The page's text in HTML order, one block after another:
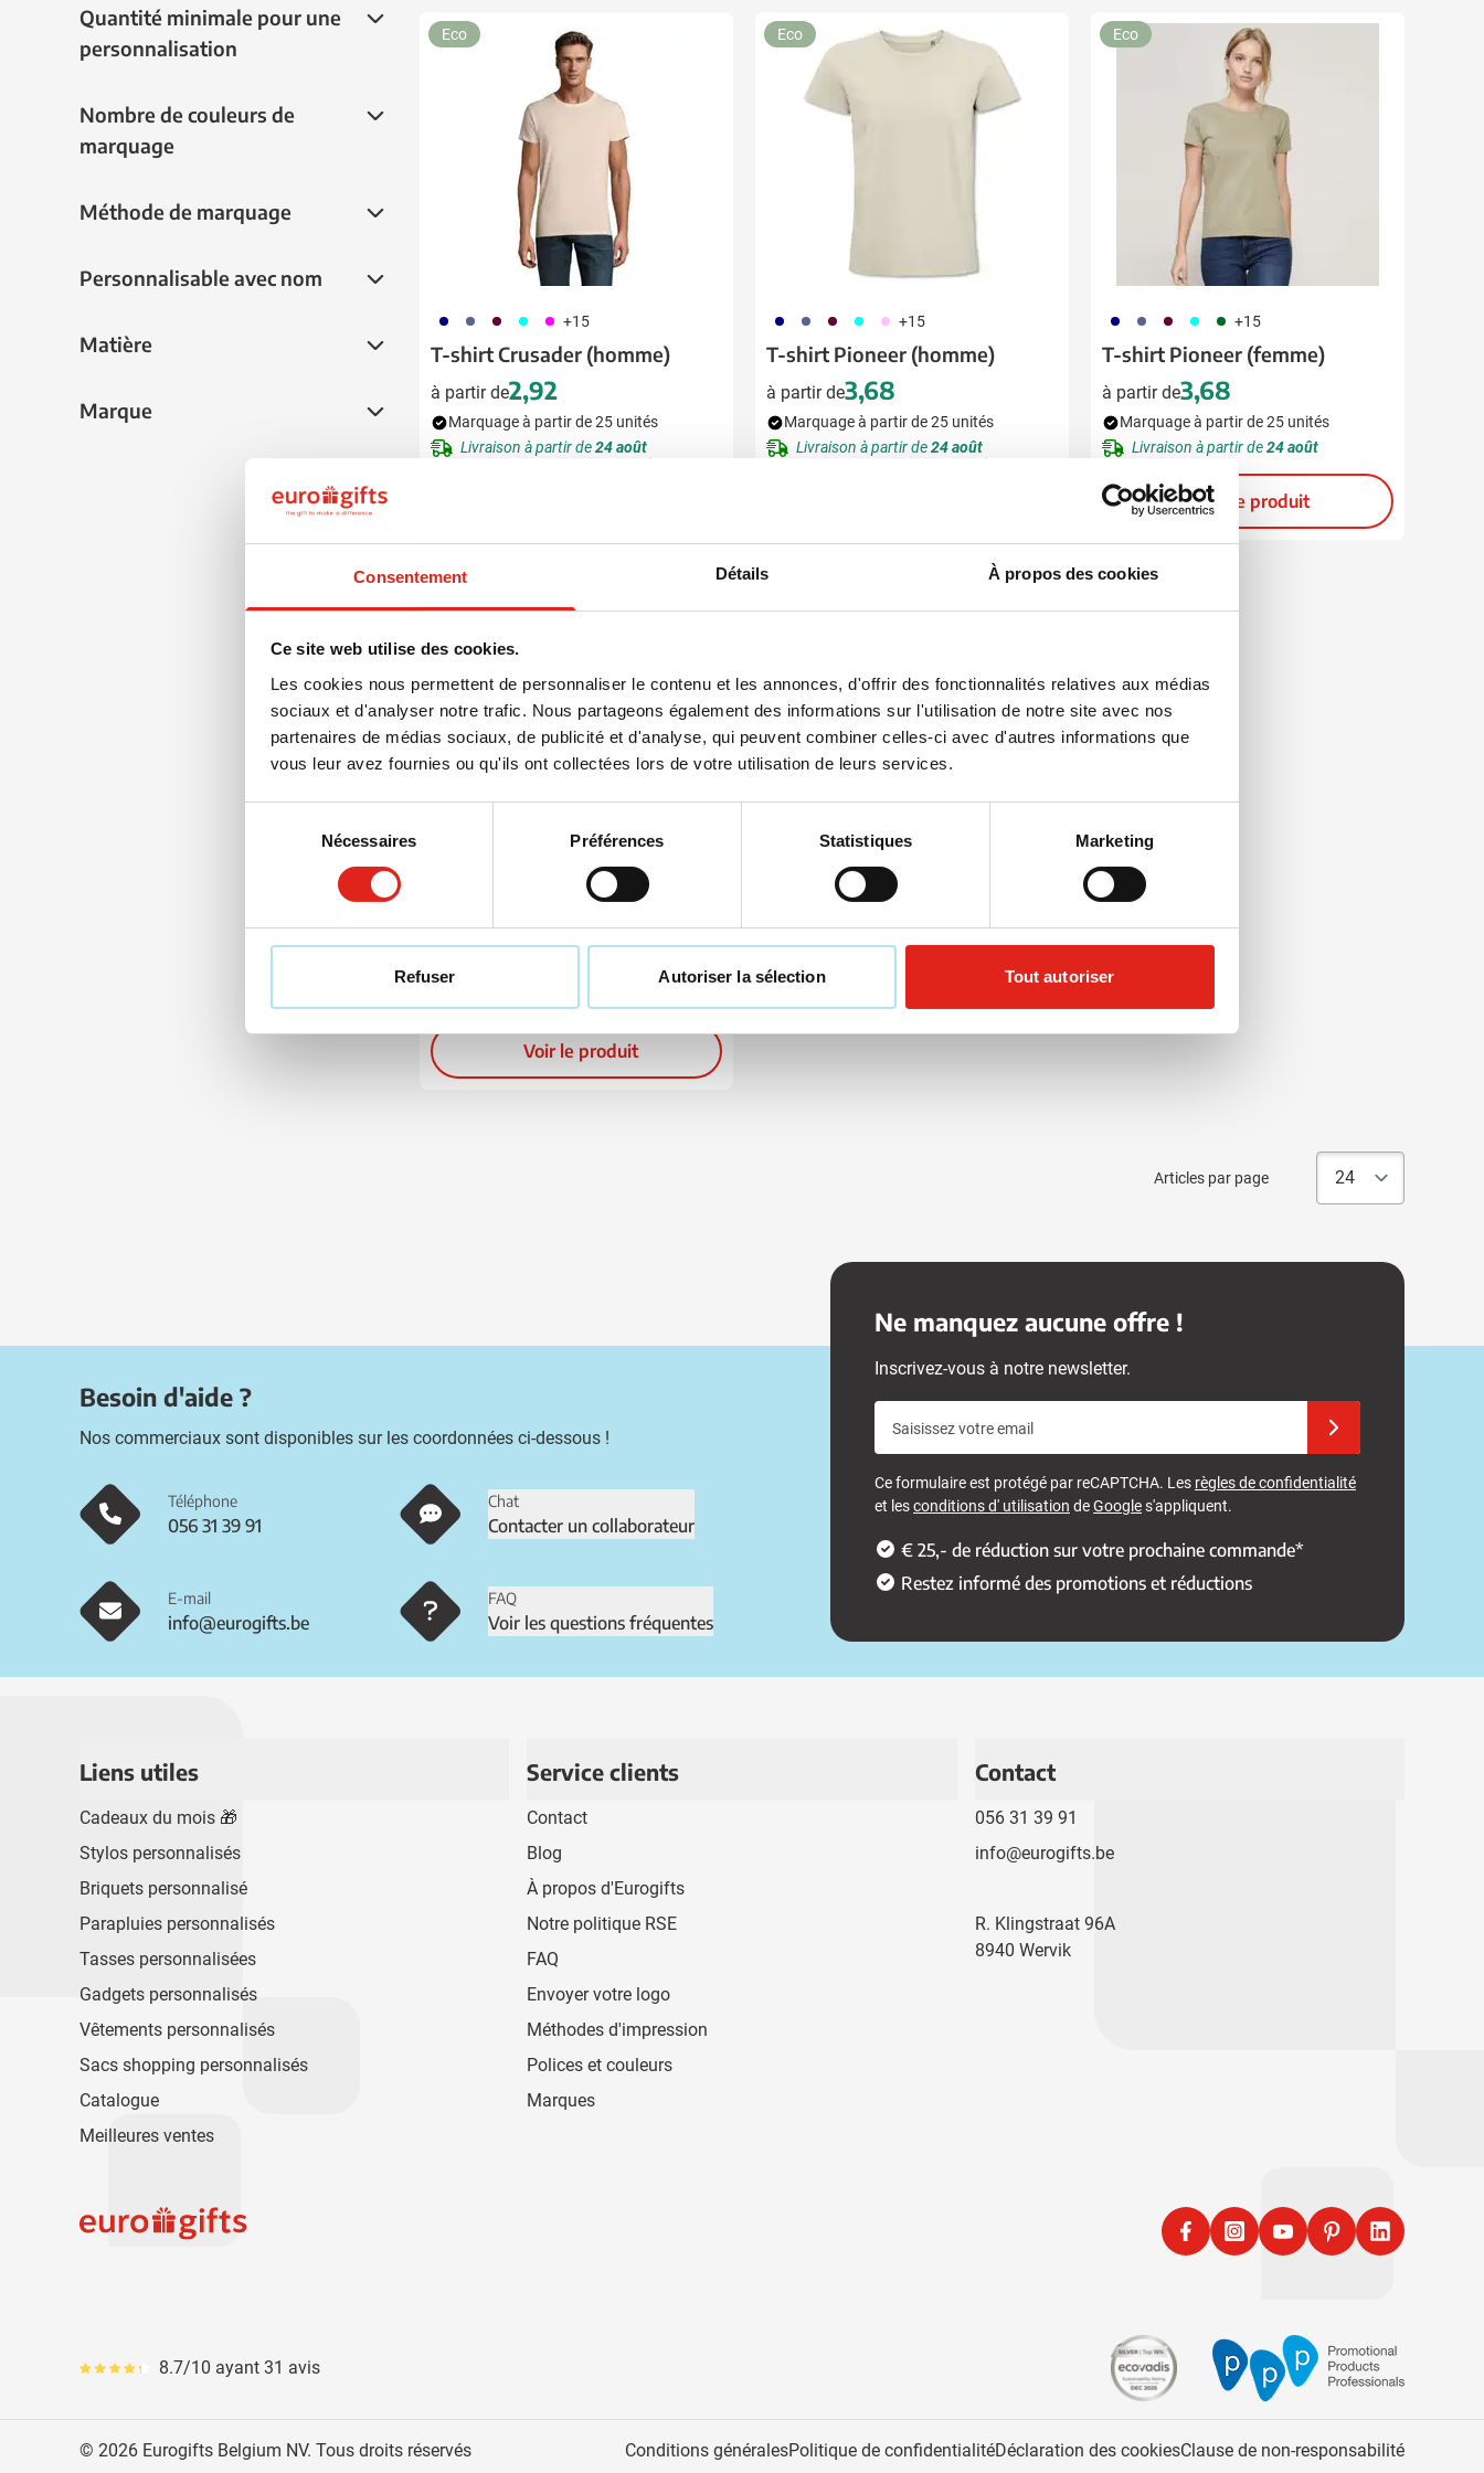
Consentement Détails À propos des cookies
Ce site web utilise des cookies.
Les cookies nous permettent de personnaliser le contenu et les annonces, d'offrir des fonctionnalités relatives aux médias
sociaux et d'analyser notre trafic. Nous partageons également des informations sur l'utilisation de notre site avec nos
partenaires de médias sociaux, de publicité et d'analyse, qui peuvent combiner celles-ci avec d'autres informations que
vous leur avez fournies ou qu'ils ont collectées lors de votre utilisation de leurs services.
consentement
Nécessaires Préférences Statistiques Marketing
Refuser Autoriser la sélection Tout autoriser
vert(6)
Quantité minimale pour une personnalisation
Quantité minimale pour une
personnalisation
Nombre de couleurs de marquage
Nombre de couleurs de
marquage
Méthode de marquage
Méthode de marquage
Personnalisable avec nom
Personnalisable avec nom
Matière
Matière
Marque
Marque
492 042 010 166 046 +15
T-shirt Crusader (homme)
à partir de2,92
Eco
Marquage à partir de 25 unités
Livraison à partir de24 août
492 042 010 166 376 +15
T-shirt Pioneer (homme)
à partir de3,68
Eco
Marquage à partir de 25 unités
Livraison à partir de24 août
492 042 010 166 134 +15
T-shirt Pioneer (femme)
à partir de3,68
Eco
Marquage à partir de 25 unités
Livraison à partir de24 août
Voir le produit
+12
T-shirt Inspire Bio (homme)
à partir de4,21
Marquage à partir de 20 unités
Voir le produit
Articles par page
Besoin d'aide ?
Nos commerciaux sont disponibles sur les coordonnées ci-dessous !
Téléphone
056 31 39 91
Chat
Contacter un collaborateur
E-mail
info@eurogifts.be
FAQ
Voir les questions fréquentes
Ne manquez aucune offre !
Inscrivez-vous à notre newsletter.
Ce formulaire est protégé par reCAPTCHA. Les règles de confidentialité
et lesconditions d' utilisation deGoogles'appliquent.
€ 25,- de réduction sur votre prochaine commande*
Restez informé des promotions et réductions
Liens utiles
Cadeaux du mois 🎁
Stylos personnalisés
Briquets personnalisé
Parapluies personnalisés
Tasses personnalisées
Gadgets personnalisés
Vêtements personnalisés
Sacs shopping personnalisés
Catalogue
Meilleures ventes
Service clients
Contact
Blog
À propos d'Eurogifts
Notre politique RSE
FAQ
Envoyer votre logo
Méthodes d'impression
Polices et couleurs
Marques
Contact
056 31 39 91
info@eurogifts.be
R. Klingstraat 96A
8940 Wervik
FacebookInstagramYouTubePinterestLinkedIn
Le pourcentage moyen d'avis est de 87
8.7/10 ayant 31 avis
© 2026 Eurogifts Belgium NV. Tous droits réservés Conditions généralesPolitique de confidentialitéDéclaration des cookiesClause de non-responsabilité